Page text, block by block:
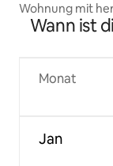
Wohnung mit
Wann ist
Monat
Jan